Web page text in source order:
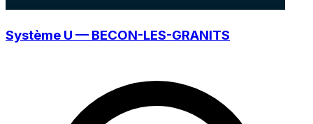
Système U — BECON-LES-GRANITS